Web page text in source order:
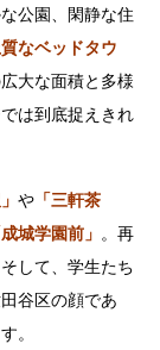
公園、閑静な住
質なベッドタウ
大な面積と多様
は到底捉えきれ
や 「三軒茶
成城学園前」 。再
して、学生たち
谷区の顔であ
。